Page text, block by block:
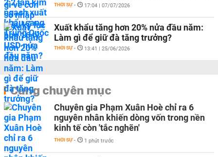
THỜI SỰ - 17:04 | 07/07/2026
Xuất khẩu tăng hơn 20% nửa đầu năm:
Làm gì để giữ đà tăng trưởng?
THỜI SỰ - 13:41 | 25/06/2026
Cùng chuyên mục
Chuyên gia Phạm Xuân Hoè chỉ ra 6
nguyên nhân khiến dòng vốn trong nền
kinh tế còn 'tắc nghẽn'
THỜI SỰ - 1 phút trước